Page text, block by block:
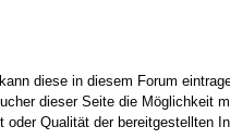
diese in diesem Forum
dieser Seite die Möglichkeit
Qualität der bereitgestellten